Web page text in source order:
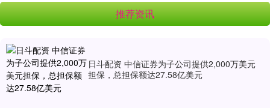
推荐资讯
日斗配资 中信证券为子公司提供2,000万美元
担保，总担保额达27.58亿美元